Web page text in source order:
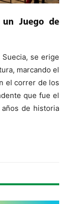
un Juego de
se erige
marcando el
el correr de los
que fue el
de historia